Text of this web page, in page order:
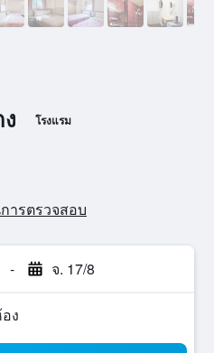
โรงแรม
ารตรวจสอบ
- จ. 17/8
ง